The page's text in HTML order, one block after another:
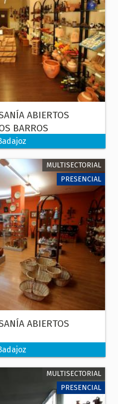
ABIERTOS
BARROS
MULTISECTORIAL
PRESENCIAL
ABIERTOS
MULTISECTORIAL
PRESENCIAL